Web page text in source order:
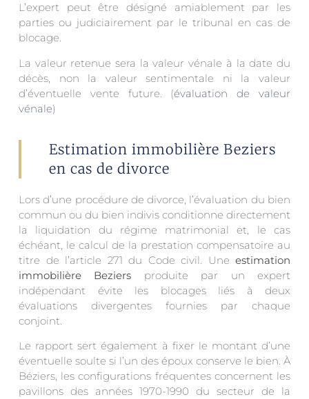
L’expert peut être désigné amiablement par les
parties ou judiciairement par le tribunal en cas de
blocage.
La valeur retenue sera la valeur vénale à la date du
décès, non la valeur sentimentale ni la valeur
d’éventuelle vente future. (évaluation de valeur
vénale)
Estimation immobilière Beziers
en cas de divorce
Lors d’une procédure de divorce, l’évaluation du bien
commun ou du bien indivis conditionne directement
la liquidation du régime matrimonial et, le cas
échéant, le calcul de la prestation compensatoire au
titre de l’article 271 du Code civil. Une estimation
immobilière Beziers produite par un expert
indépendant évite les blocages liés à deux
évaluations divergentes fournies par chaque
conjoint.
Le rapport sert également à fixer le montant d’une
éventuelle soulte si l’un des époux conserve le bien. À
Béziers, les configurations fréquentes concernent les
pavillons des années 1970-1990 du secteur de la